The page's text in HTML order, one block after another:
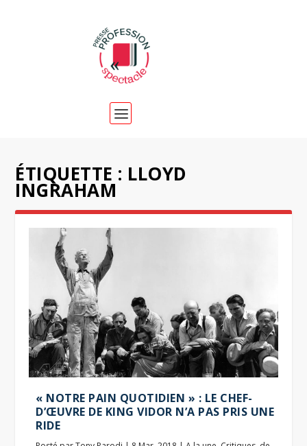
ÉTIQUETTE : LLOYD
INGRAHAM
« NOTRE PAIN QUOTIDIEN » : LE CHEF-
D’ŒUVRE DE KING VIDOR N’A PAS PRIS UNE
RIDE